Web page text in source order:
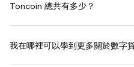
Toncoin 總共有多少？
我在哪裡可以學到更多關於數字